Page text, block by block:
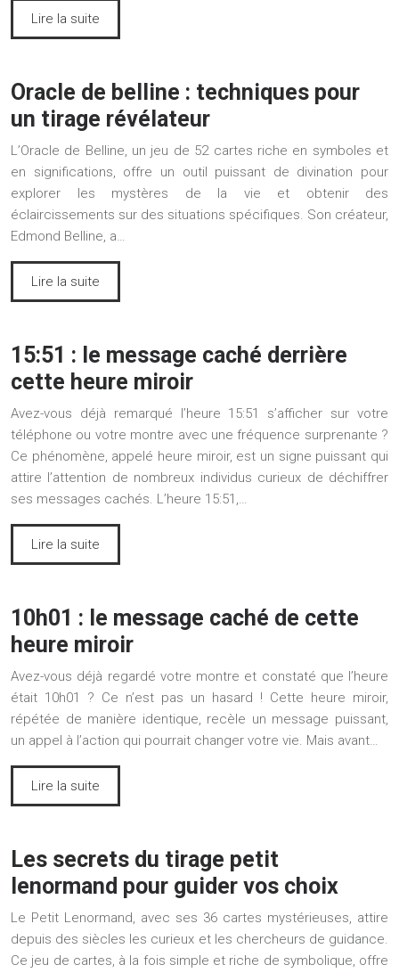
Lire la suite
Oracle de belline : techniques pour
un tirage révélateur
L’Oracle de Belline, un jeu de 52 cartes riche en symboles et
en significations, offre un outil puissant de divination pour
explorer les mystères de la vie et obtenir des
éclaircissements sur des situations spécifiques. Son créateur,
Edmond Belline, a…
Lire la suite
15:51 : le message caché derrière
cette heure miroir
Avez-vous déjà remarqué l’heure 15:51 s’afficher sur votre
téléphone ou votre montre avec une fréquence surprenante ?
Ce phénomène, appelé heure miroir, est un signe puissant qui
attire l’attention de nombreux individus curieux de déchiffrer
ses messages cachés. L’heure 15:51,…
Lire la suite
10h01 : le message caché de cette
heure miroir
Avez-vous déjà regardé votre montre et constaté que l’heure
était 10h01 ? Ce n’est pas un hasard ! Cette heure miroir,
répétée de manière identique, recèle un message puissant,
un appel à l’action qui pourrait changer votre vie. Mais avant…
Lire la suite
Les secrets du tirage petit
lenormand pour guider vos choix
Le Petit Lenormand, avec ses 36 cartes mystérieuses, attire
depuis des siècles les curieux et les chercheurs de guidance.
Ce jeu de cartes, à la fois simple et riche de symbolique, offre